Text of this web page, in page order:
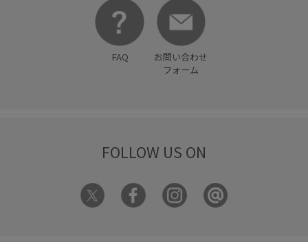
FAQ
お問い合わせ
フォーム
FOLLOW US ON